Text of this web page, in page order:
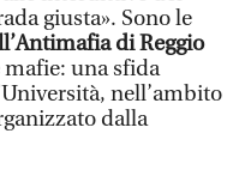
giusta». Sono le
di Reggio
mafie: una sfida
nell’ambito
dalla